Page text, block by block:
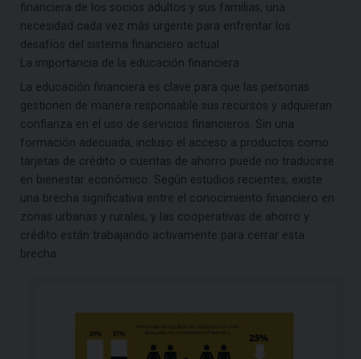
financiera de los socios adultos y sus familias, una
necesidad cada vez más urgente para enfrentar los
desafíos del sistema financiero actual.
La importancia de la educación financiera
La educación financiera es clave para que las personas
gestionen de manera responsable sus recursos y adquieran
confianza en el uso de servicios financieros. Sin una
formación adecuada, incluso el acceso a productos como
tarjetas de crédito o cuentas de ahorro puede no traducirse
en bienestar económico. Según estudios recientes, existe
una brecha significativa entre el conocimiento financiero en
zonas urbanas y rurales, y las cooperativas de ahorro y
crédito están trabajando activamente para cerrar esta
brecha.